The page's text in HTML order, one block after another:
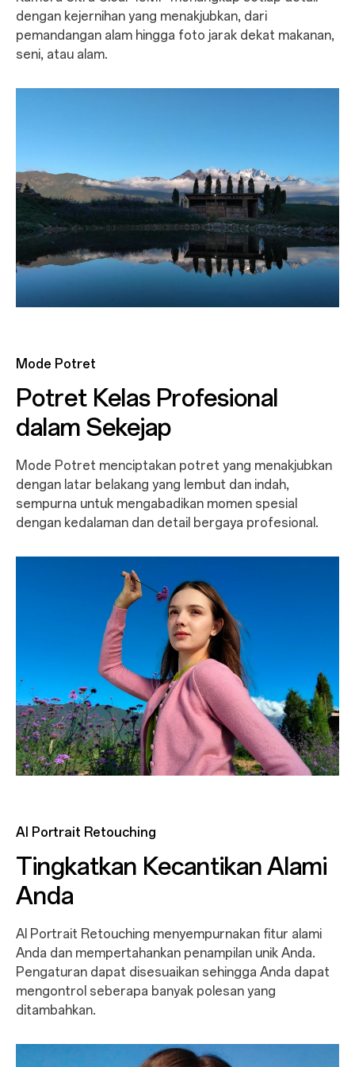
dengan kejernihan yang menakjubkan, dari
pemandangan alam hingga foto jarak dekat makanan,
seni, atau alam.
Mode Potret
Potret Kelas Profesional
dalam Sekejap
Mode Potret menciptakan potret yang menakjubkan
dengan latar belakang yang lembut dan indah,
sempurna untuk mengabadikan momen spesial
dengan kedalaman dan detail bergaya profesional.
AI Portrait Retouching
Tingkatkan Kecantikan Alami
Anda
AI Portrait Retouching menyempurnakan fitur alami
Anda dan mempertahankan penampilan unik Anda.
Pengaturan dapat disesuaikan sehingga Anda dapat
mengontrol seberapa banyak polesan yang
ditambahkan.